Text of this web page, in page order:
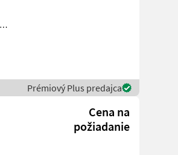
Prémiový Plus predajca
Cena na
požiadanie